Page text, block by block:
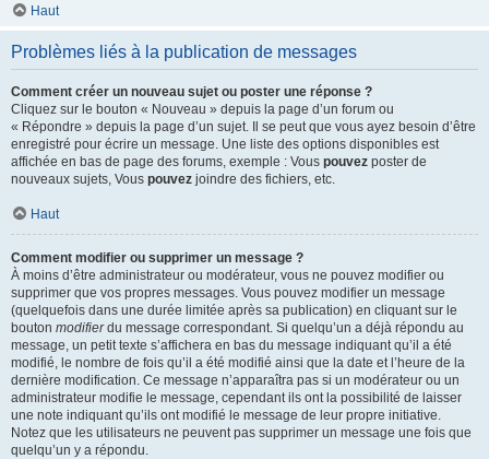
Haut
Problèmes liés à la publication de messages
Comment créer un nouveau sujet ou poster une réponse ?
Cliquez sur le bouton « Nouveau » depuis la page d’un forum ou
« Répondre » depuis la page d’un sujet. Il se peut que vous ayez besoin d’être
enregistré pour écrire un message. Une liste des options disponibles est
affichée en bas de page des forums, exemple : Vous pouvez poster de
nouveaux sujets, Vous pouvez joindre des fichiers, etc.
Haut
Comment modifier ou supprimer un message ?
À moins d’être administrateur ou modérateur, vous ne pouvez modifier ou
supprimer que vos propres messages. Vous pouvez modifier un message
(quelquefois dans une durée limitée après sa publication) en cliquant sur le
bouton modifierdu message correspondant. Si quelqu’un a déjà répondu au
message, un petit texte s’affichera en bas du message indiquant qu’il a été
modifié, le nombre de fois qu’il a été modifié ainsi que la date et l’heure de la
dernière modification. Ce message n’apparaîtra pas si un modérateur ou un
administrateur modifie le message, cependant ils ont la possibilité de laisser
une note indiquant qu’ils ont modifié le message de leur propre initiative.
Notez que les utilisateurs ne peuvent pas supprimer un message une fois que
quelqu’un y a répondu.